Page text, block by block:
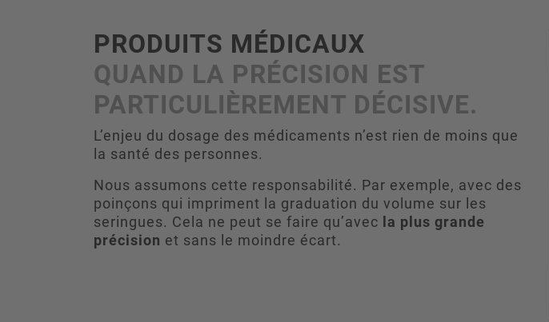
PRODUITS MÉDICAUX
QUAND LA PRÉCISION EST
PARTICULIÈREMENT DÉCISIVE.
L’enjeu du dosage des médicaments n’est rien de moins que
la santé des personnes.
Nous assumons cette responsabilité. Par exemple, avec des
poinçons qui impriment la graduation du volume sur les
seringues. Cela ne peut se faire qu’avec la plus grande
précision et sans le moindre écart.